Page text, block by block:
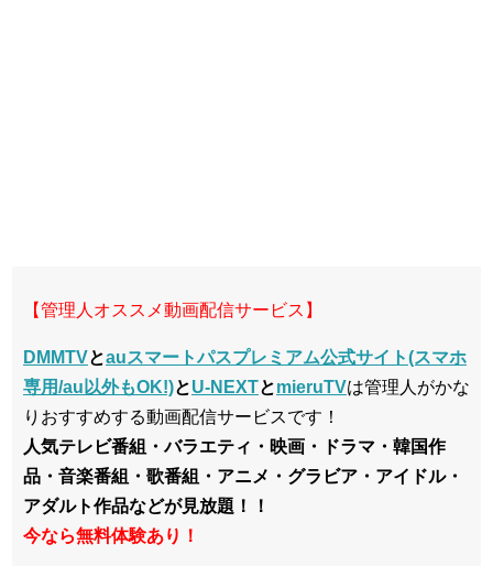
【管理人オススメ動画配信サービス】
DMMTVとauスマートパスプレミアム公式サイト(スマホ
専用/au以外もOK!)とU-NEXTとmieruTVは管理人がかな
りおすすめする動画配信サービスです！
人気テレビ番組・バラエティ・映画・ドラマ・韓国作
品・音楽番組・歌番組・アニメ・グラビア・アイドル・
アダルト作品などが見放題！！
今なら無料体験あり！